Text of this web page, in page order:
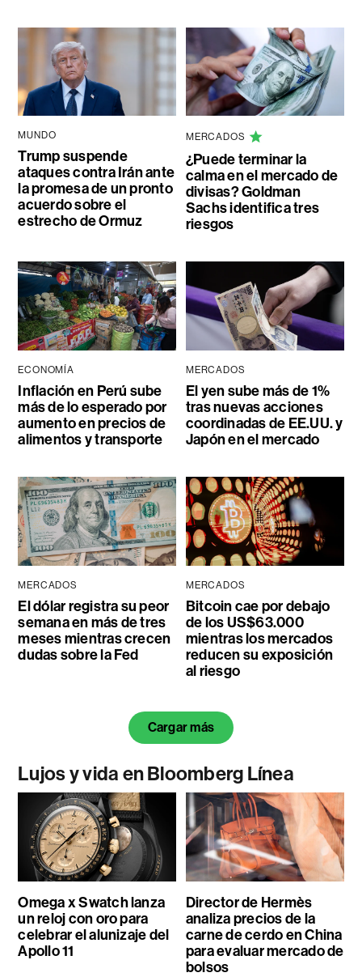
MUNDO
Trump suspende
ataques contra Irán ante
la promesa de un pronto
acuerdo sobre el
estrecho de Ormuz
MERCADOS
¿Puede terminar la
calma en el mercado de
divisas? Goldman
Sachs identifica tres
riesgos
ECONOMÍA
Inflación en Perú sube
más de lo esperado por
aumento en precios de
alimentos y transporte
MERCADOS
El yen sube más de 1%
tras nuevas acciones
coordinadas de EE.UU. y
Japón en el mercado
MERCADOS
El dólar registra su peor
semana en más de tres
meses mientras crecen
dudas sobre la Fed
MERCADOS
Bitcoin cae por debajo
de los US$63.000
mientras los mercados
reducen su exposición
al riesgo
Cargar más
Lujos y vida en Bloomberg Línea
Omega x Swatch lanza
un reloj con oro para
celebrar el alunizaje del
Apollo 11
Director de Hermès
analiza precios de la
carne de cerdo en China
para evaluar mercado de
bolsos